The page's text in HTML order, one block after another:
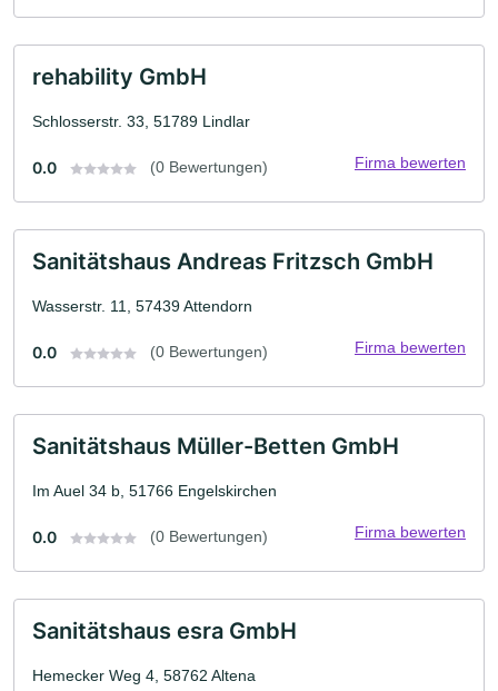
rehability GmbH
Schlosserstr. 33, 51789 Lindlar
0.0 (0 Bewertungen) Firma bewerten
Sanitätshaus Andreas Fritzsch GmbH
Wasserstr. 11, 57439 Attendorn
0.0 (0 Bewertungen) Firma bewerten
Sanitätshaus Müller-Betten GmbH
Im Auel 34 b, 51766 Engelskirchen
0.0 (0 Bewertungen) Firma bewerten
Sanitätshaus esra GmbH
Hemecker Weg 4, 58762 Altena